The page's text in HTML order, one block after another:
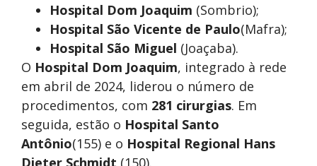
Hospital Dom Joaquim (Sombrio);
Hospital São Vicente de Paulo(Mafra);
Hospital São Miguel (Joaçaba).
O Hospital Dom Joaquim, integrado à rede
em abril de 2024, liderou o número de
procedimentos, com 281 cirurgias. Em
seguida, estão o Hospital Santo
Antônio(155) e o Hospital Regional Hans
Dieter Schmidt (150).